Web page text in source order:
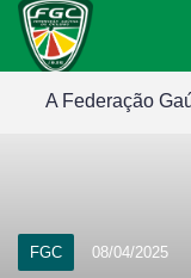
A Federação
FGC 08/04/2025